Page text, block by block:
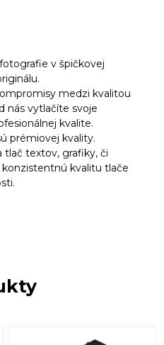
v špičkovej
medzi kvalitou
nás vytlačíte svoje
kvalite.
prémiovej kvality.
textov, grafiky, či
kvalitu tlače